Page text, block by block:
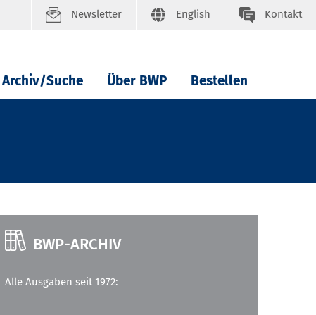
Newsletter English Kontakt
Archiv/Suche Über BWP Bestellen
BWP-ARCHIV
Alle Ausgaben seit 1972: